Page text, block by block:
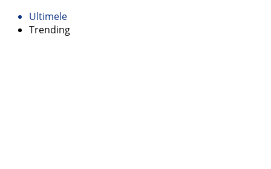
Ultimele
Trending